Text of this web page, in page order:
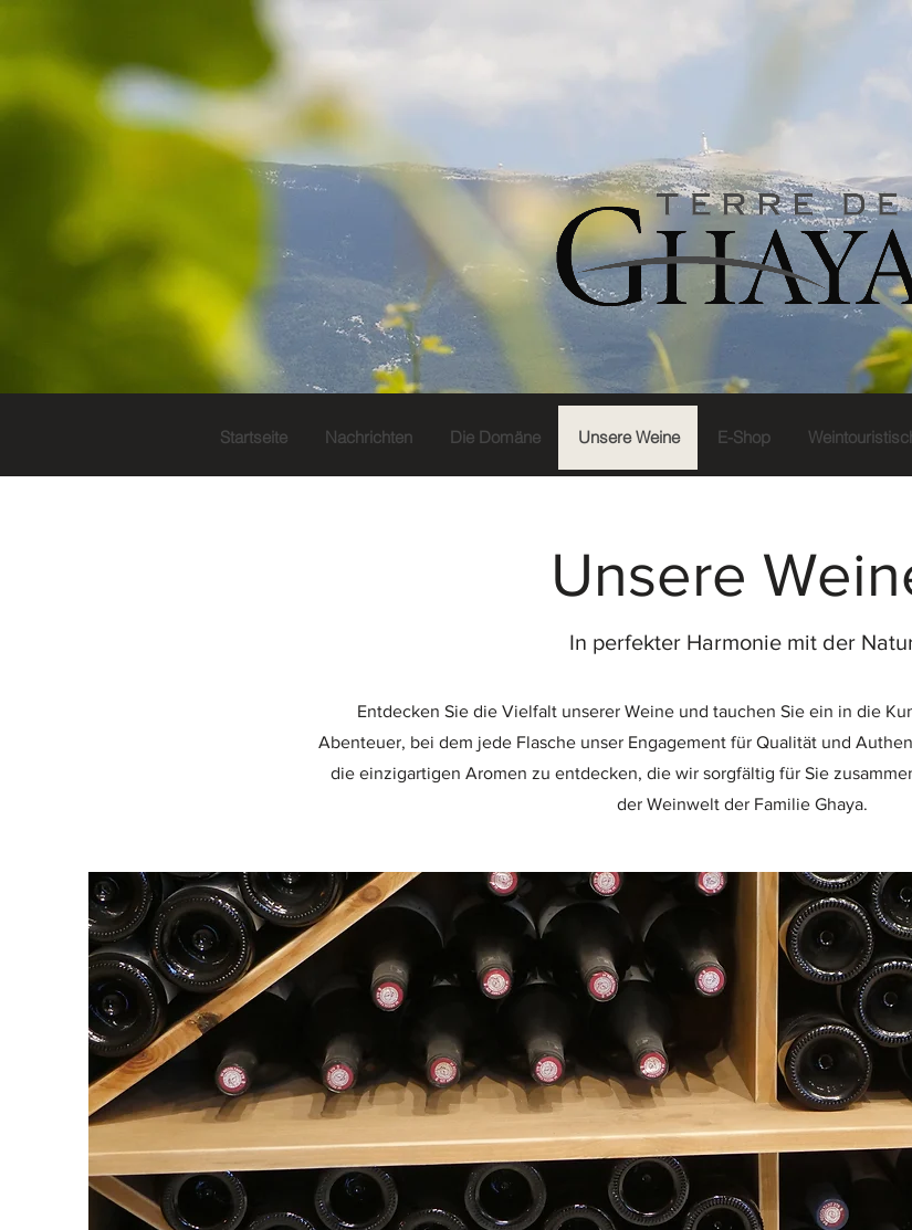
Startseite Nachrichten Die Domäne Unsere Weine E-Shop
Unsere
In perfekter Harmonie mit der
Entdecken Sie die Vielfalt unserer Weine und tauchen Sie ein in die
Abenteuer, bei dem jede Flasche unser Engagement für Qualität und
die einzigartigen Aromen zu entdecken, die wir sorgfältig für Sie
der Weinwelt der Familie Ghaya.